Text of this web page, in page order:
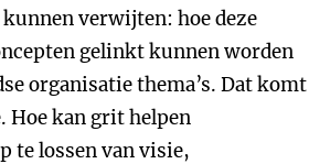
verwijten: hoe deze
gelinkt kunnen worden
organisatie thema’s. Dat komt
Hoe kan grit helpen
te lossen van visie,